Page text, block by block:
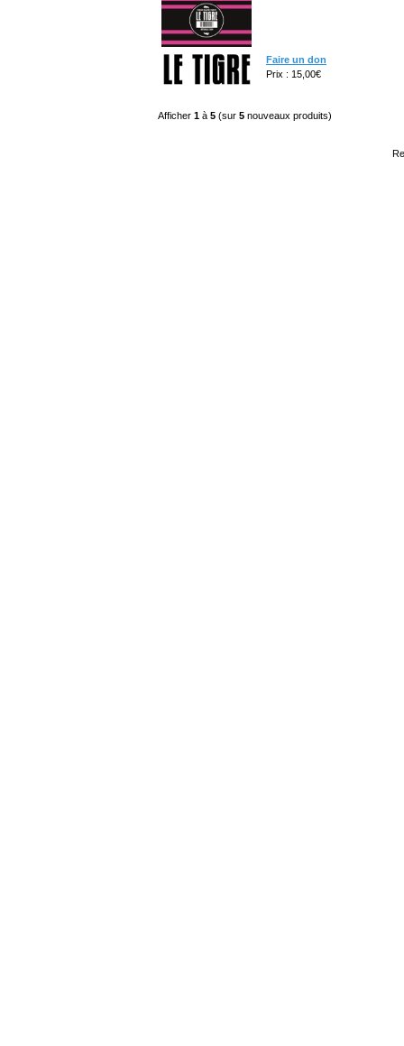
Faire un don
Prix : 15,00€
Afficher 1 à 5 (sur 5 nouveaux produits)